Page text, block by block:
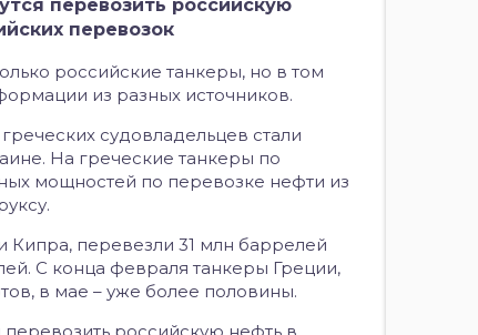
перевозить российскую
перевозок
российские танкеры, но в том
из разных источников.
судовладельцев стали
На греческие танкеры по
мощностей по перевозке нефти из
Кипра, перевезли 31 млн баррелей
С конца февраля танкеры Греции,
в мае – уже более половины.